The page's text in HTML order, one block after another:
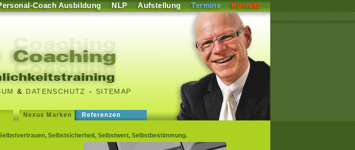
Coach Ausbildung NLP Aufstellung Termine Kontakt
& DATENSCHUTZ - SITEMAP
Nexus Marken Referenzen
Selbstsicherheit, Selbstwert, Selbstbestimmung.